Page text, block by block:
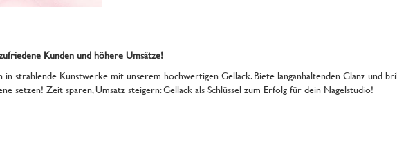
Kunden und höhere Umsätze!
strahlende Kunstwerke mit unserem hochwertigen Gellack. Biete langanhaltenden Glanz und
setzen! Zeit sparen, Umsatz steigern: Gellack als Schlüssel zum Erfolg für dein Nagelstudio!